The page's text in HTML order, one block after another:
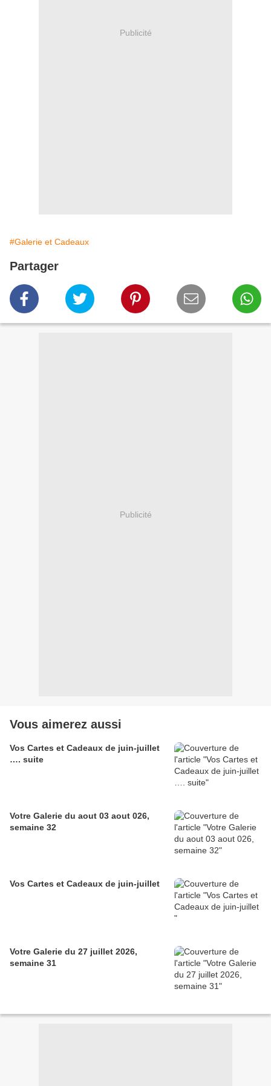
Publicité
#Galerie et Cadeaux
Partager
Publicité
Vous aimerez aussi
Vos Cartes et Cadeaux de juin-juillet
…. suite
Votre Galerie du aout 03 aout 026,
semaine 32
Vos Cartes et Cadeaux de juin-juillet
Votre Galerie du 27 juillet 2026,
semaine 31